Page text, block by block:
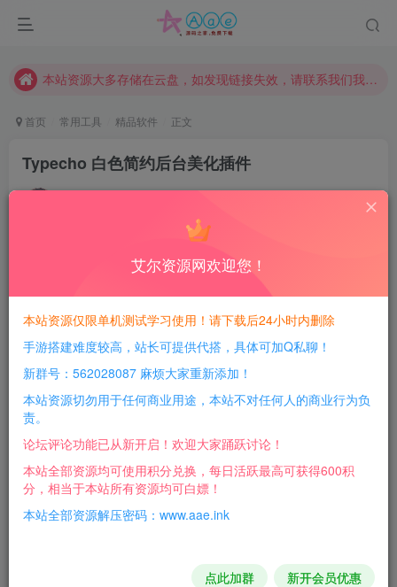
本网站的文章部分内容可能来源于网络，仅供大家学习与参考，如有侵权，请联系站长QQ466107887进行删除处理。
本站资源大多存储在云盘，如发现链接失效，请联系我们我们会第一时间更新。
请勿相信任何评论区广告！以免上当受骗！
本网站的文章部分内容可能来源于网络，仅供大家学习与参考，如有侵权，请联系站长QQ466107887进行删除处理。
首页 常用工具 精品软件 正文
Typecho 白色简约后台美化插件
关注
每日活跃最高可获得600积分！所有资源可以使用
积分免费兑换！
简介：
因为Typecho官方的后台某些点击的问题，就找到了
WangStyle，作者是小王先森，这是一款简约白色的后台美
化插件为即插即用，不修改程序文件，不同级别的用户登录
显示的菜单不同，支持插件启用后相关功能自动插入菜单，
目前基本适应大部分Typecho博客主题，且此插件仅对默认
后台进行美化！
艾尔资源网欢迎您！
本站资源仅限单机测试学习使用！请下载后24小时内删除
手游搭建难度较高，站长可提供代搭，具体可加Q私聊！
新群号：562028087 麻烦大家重新添加！
本站资源切勿用于任何商业用途，本站不对任何人的商业行为负
责。
论坛评论功能已从新开启！欢迎大家踊跃讨论！
本站全部资源均可使用积分兑换，每日活跃最高可获得600积
分，相当于本站所有资源均可白嫖！
本站全部资源解压密码：www.aae.ink
点此加群 新开会员优惠